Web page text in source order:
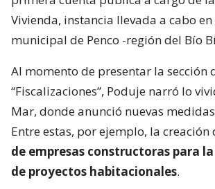
Vivienda, instancia llevada a cabo
municipal de Penco -región del Bío
Al momento de presentar la sección
“Fiscalizaciones”, Poduje narró lo
Mar, donde anunció nuevas
Entre estas, por ejemplo, la creación
de empresas constructoras para
de proyectos habitacionales.